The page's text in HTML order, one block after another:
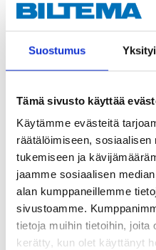
Suostumus
Tämä sivusto käyttää
Käytämme evästeitä
räätälöimiseen,
tukemiseen ja
jaamme sosiaalisen
alan kumppaneillemme
sivustoamme.
tietoja muihin tietoihin, joita
kerätty, kun olet käyttänyt
4
Fogpistol
19-2797
Finns i lager i 25varuhus
Säljs ej online